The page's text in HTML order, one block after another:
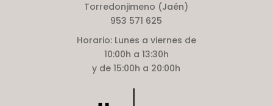
Torredonjimeno (Jaén)
953 571 625
Horario:Lunes a viernes de
10:00h a 13:30h
y de 15:00h a 20:00h